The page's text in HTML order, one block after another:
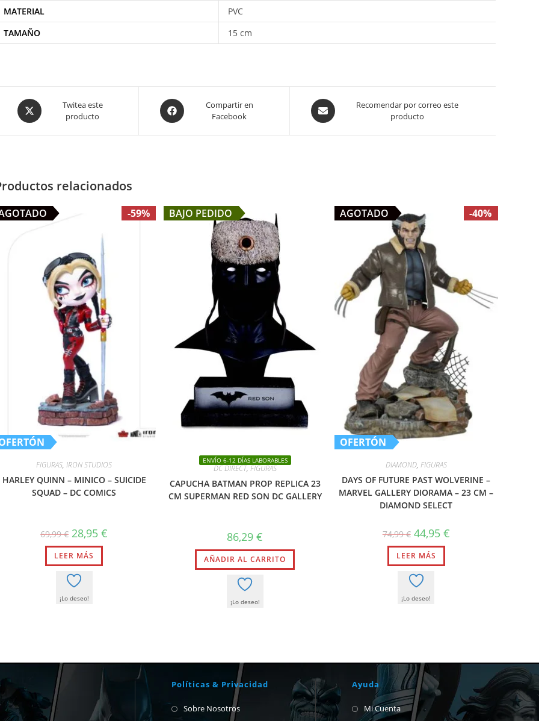
MATERIAL
PVC
TAMAÑO
15 cm
Opens
in
Twitea este
producto
Opens
in
Compartir en
Facebook
Opens
in
Recomendar por correo este
producto
relacionados
-59%
FIGURAS,IRON STUDIOS
HARLEY QUINN – MINICO – SUICIDE
SQUAD – DC COMICS
69,99€ El
precio
original
era:
69,99 €.
28,95€
LEER MÁS
¡Lo deseo!
BAJO PEDIDO
ENVÍO 6-12 DÍAS LABORABLES
DC DIRECT,FIGURAS
CAPUCHA BATMAN PROP REPLICA 23
CM SUPERMAN RED SON DC GALLERY
86,29€
AÑADIR AL CARRITO
¡Lo deseo!
OFERTÓN
-40%
AGOTADO
DIAMOND, FIGURAS
DAYS OF FUTURE PAST WOLVERINE –
MARVEL GALLERY DIORAMA – 23 CM –
DIAMOND SELECT
74,99€ El
precio
original
era:
74,99 €.
44,95 €El
precio
LEER MÁS
¡Lo deseo!
Políticas & Privacidad
Sobre Nosotros
Ayuda
Mi Cuenta